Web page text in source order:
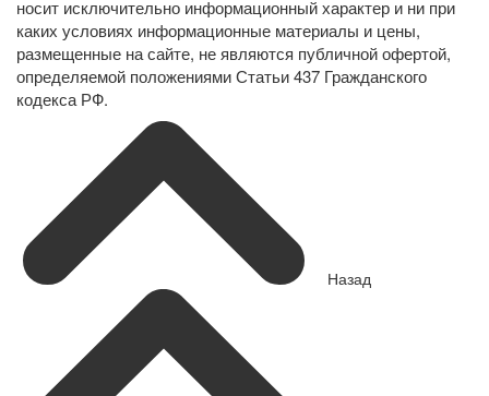
носит исключительно информационный характер и ни при
каких условиях информационные материалы и цены,
размещенные на сайте, не являются публичной офертой,
определяемой положениями Статьи 437 Гражданского
кодекса РФ.
Назад